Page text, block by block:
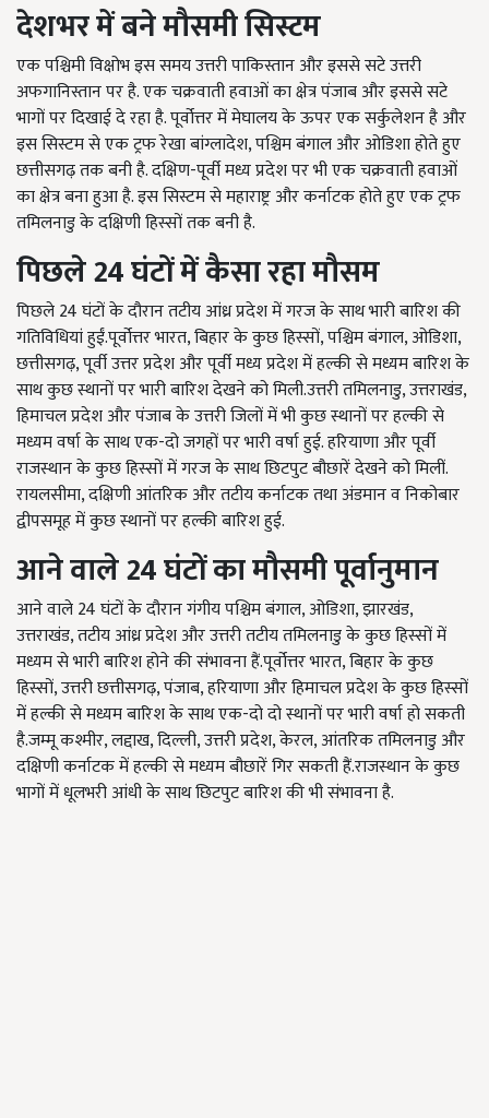
देशभर में बने मौसमी सिस्टम
एक पश्चिमी विक्षोभ इस समय उत्तरी पाकिस्तान और इससे सटे उत्तरी
अफगानिस्तान पर है. एक चक्रवाती हवाओं का क्षेत्र पंजाब और इससे सटे
भागों पर दिखाई दे रहा है. पूर्वोत्तर में मेघालय के ऊपर एक सर्कुलेशन है और
इस सिस्टम से एक ट्रफ रेखा बांग्लादेश, पश्चिम बंगाल और ओडिशा होते हुए
छत्तीसगढ़ तक बनी है. दक्षिण-पूर्वी मध्य प्रदेश पर भी एक चक्रवाती हवाओं
का क्षेत्र बना हुआ है. इस सिस्टम से महाराष्ट्र और कर्नाटक होते हुए एक ट्रफ
तमिलनाडु के दक्षिणी हिस्सों तक बनी है.
पिछले 24 घंटों में कैसा रहा मौसम
पिछले 24 घंटों के दौरान तटीय आंध्र प्रदेश में गरज के साथ भारी बारिश की
गतिविधियां हुईं.पूर्वोत्तर भारत, बिहार के कुछ हिस्सों, पश्चिम बंगाल, ओडिशा,
छत्तीसगढ़, पूर्वी उत्तर प्रदेश और पूर्वी मध्य प्रदेश में हल्की से मध्यम बारिश के
साथ कुछ स्थानों पर भारी बारिश देखने को मिली.उत्तरी तमिलनाडु, उत्तराखंड,
हिमाचल प्रदेश और पंजाब के उत्तरी जिलों में भी कुछ स्थानों पर हल्की से
मध्यम वर्षा के साथ एक-दो जगहों पर भारी वर्षा हुई. हरियाणा और पूर्वी
राजस्थान के कुछ हिस्सों में गरज के साथ छिटपुट बौछारें देखने को मिलीं.
रायलसीमा, दक्षिणी आंतरिक और तटीय कर्नाटक तथा अंडमान व निकोबार
द्वीपसमूह में कुछ स्थानों पर हल्की बारिश हुई.
आने वाले 24 घंटों का मौसमी पूर्वानुमान
आने वाले 24 घंटों के दौरान गंगीय पश्चिम बंगाल, ओडिशा, झारखंड,
उत्तराखंड, तटीय आंध्र प्रदेश और उत्तरी तटीय तमिलनाडु के कुछ हिस्सों में
मध्यम से भारी बारिश होने की संभावना हैं.पूर्वोत्तर भारत, बिहार के कुछ
हिस्सों, उत्तरी छत्तीसगढ़, पंजाब, हरियाणा और हिमाचल प्रदेश के कुछ हिस्सों
में हल्की से मध्यम बारिश के साथ एक-दो दो स्थानों पर भारी वर्षा हो सकती
है.जम्मू कश्मीर, लद्दाख, दिल्ली, उत्तरी प्रदेश, केरल, आंतरिक तमिलनाडु और
दक्षिणी कर्नाटक में हल्की से मध्यम बौछारें गिर सकती हैं.राजस्थान के कुछ
भागों में धूलभरी आंधी के साथ छिटपुट बारिश की भी संभावना है.